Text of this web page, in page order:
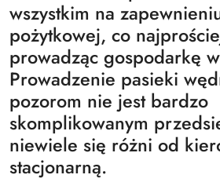
wszystkim na
pożytkowej, co
prowadząc gospodarkę
Prowadzenie pasieki
pozorom nie jest bardzo
skomplikowanym
niewiele się różni od
stacjonarną.